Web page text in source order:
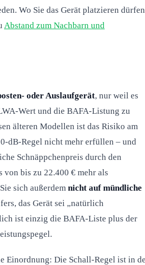
Wo Sie das Gerät platzieren
Abstand zum Nachbarn und
oder Auslaufgerät, nur weil es
Wert und die BAFA-Listung zu
älteren Modellen ist das Risiko am
dB-Regel nicht mehr erfüllen – und
Schnäppchenpreis durch den
von bis zu 22.400 € mehr als
sich außerdem nicht auf mündliche
das Gerät sei „natürlich
ist einzig die BAFA-Liste plus der
Einordnung: Die Schall-Regel ist in